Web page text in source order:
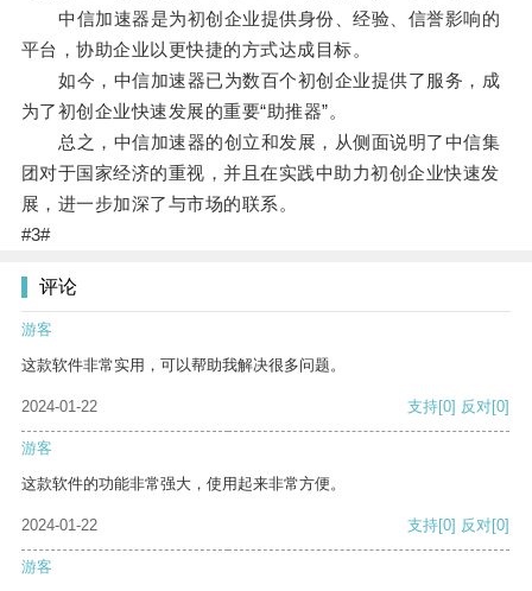
中信加速器是为初创企业提供身份、经验、信誉影响的
平台，协助企业以更快捷的方式达成目标。
如今，中信加速器已为数百个初创企业提供了服务，成
为了初创企业快速发展的重要“助推器”。
总之，中信加速器的创立和发展，从侧面说明了中信集
团对于国家经济的重视，并且在实践中助力初创企业快速发
展，进一步加深了与市场的联系。
#3#
评论
游客
这款软件非常实用，可以帮助我解决很多问题。
2024-01-22 支持[0] 反对[0]
游客
这款软件的功能非常强大，使用起来非常方便。
2024-01-22 支持[0] 反对[0]
游客